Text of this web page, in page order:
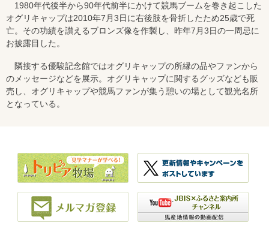
1980年代後半から90年代前半にかけて競馬ブームを巻き起こした
オグリキャップは2010年7月3日に右後肢を骨折したため25歳で死
亡。その功績を讃えるブロンズ像を作製し、昨年7月3日の一周忌に
お披露目した。
隣接する優駿記念館ではオグリキャップの所縁の品やファンから
のメッセージなどを展示。オグリキャップに関するグッズなども販
売し、オグリキャップや競馬ファンが集う憩いの場として観光名所
となっている。